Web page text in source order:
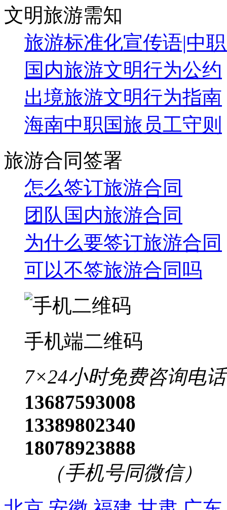
游记攻略
今天，三沙请你去看海
游记攻略 重点关注|海南省旅游协会发布声明
旅游资讯
2026西沙航次福利上线，3类人群专享折扣，
游记攻略 南海诸岛，藏着一部中国海疆史
游记攻略 赵女士的西沙旅行日记
旅游资讯
西沙生态旅游航线历史大事记
关于我们
公司简介 联系我们 付款信息 公司资质
预订帮助
会员预订说明
预订中常见问题
文明旅游需知
旅游标准化宣传语|中
国内旅游文明行为公约
出境旅游文明行为指南
海南中职国旅员工守则
旅游合同签署
怎么签订旅游合同
团队国内旅游合同
为什么要签订旅游合同
可以不签旅游合同吗